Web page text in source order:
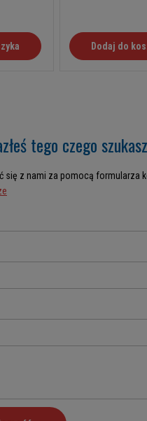
Dodaj do
tego czego
się z nami za pomocą formularza